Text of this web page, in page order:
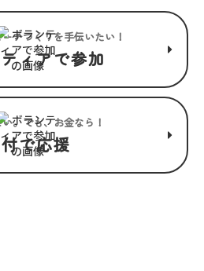
チつくりを手伝いたい！
ィアで参加
。でも、お金なら！
で応援